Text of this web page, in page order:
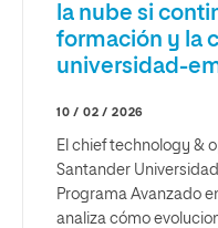
la nube si
formación y la
universidad-
10 / 02 / 2026
El chief technology &
Santander
Programa Avanzado
analiza cómo